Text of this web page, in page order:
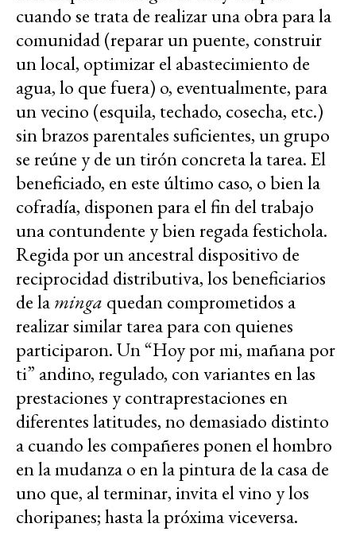
cuando se trata de realizar una obra para la
comunidad (reparar un puente, construir
un local, optimizar el abastecimiento de
agua, lo que fuera) o, eventualmente, para
un vecino (esquila, techado, cosecha, etc.)
sin brazos parentales suficientes, un grupo
se reúne y de un tirón concreta la tarea. El
beneficiado, en este último caso, o bien la
cofradía, disponen para el fin del trabajo
una contundente y bien regada festichola.
Regida por un ancestral dispositivo de
reciprocidad distributiva, los beneficiarios
de laminga quedan comprometidos a
realizar similar tarea para con quienes
participaron. Un “Hoy por mi, mañana por
ti” andino, regulado, con variantes en las
prestaciones y contraprestaciones en
diferentes latitudes, no demasiado distinto
a cuando les compañeres ponen el hombro
en la mudanza o en la pintura de la casa de
uno que, al terminar, invita el vino y los
choripanes; hasta la próxima viceversa.